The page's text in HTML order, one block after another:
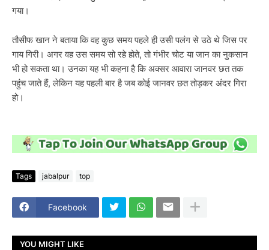
गया।
तौसीफ खान ने बताया कि वह कुछ समय पहले ही उसी पलंग से उठे थे जिस पर
गाय गिरी। अगर वह उस समय सो रहे होते, तो गंभीर चोट या जान का नुकसान
भी हो सकता था। उनका यह भी कहना है कि अक्सर आवारा जानवर छत तक
पहुंच जाते हैं, लेकिन यह पहली बार है जब कोई जानवर छत तोड़कर अंदर गिरा
हो।
Tags jabalpur top
Facebook
YOU MIGHT LIKE